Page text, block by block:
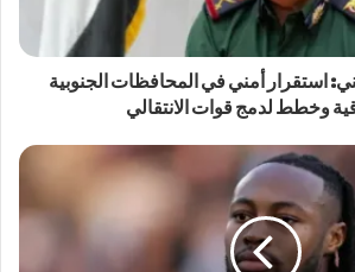
استقرار أمني في المحافظات الجنوبية
وخطط لدمج قوات الانتقالي